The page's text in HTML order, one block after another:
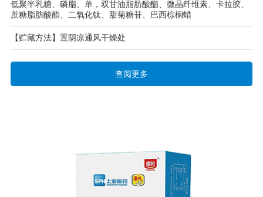
低聚半乳糖、磷脂、单，双甘油脂肪酸酯、微晶纤维素、卡拉胶、
蔗糖脂肪酸酯、二氧化钛、甜菊糖苷、巴西棕榈蜡
【贮藏方法】置阴凉通风干燥处
查阅更多